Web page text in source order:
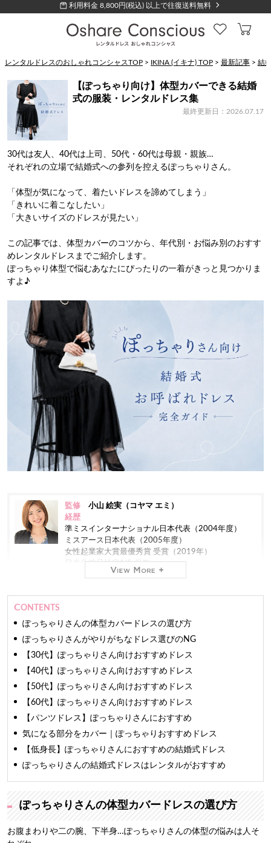
利用料金 8,800円(税込) 以上で往復送料無料
レンタルドレスのおしゃれコンシャスTOP > IKINA (イキナ) TOP > 最新記事 > 結
【ぽっちゃり向け】体型カバーできる結婚
式の服装・レンタルドレス集
最終更新日：2026.07.17
30代は友人、40代は上司、50代・60代は母親・親族…
それぞれの立場で結婚式への参列を控えるぽっちゃりさん。
「体型が気になって、着たいドレスを諦めてしまう」
「きれいに着こなしたい」
「大きいサイズのドレスが見たい」
この記事では、体型カバーのコツから、年代別・お悩み別のおすす
めレンタルドレスまでご紹介します。
ぽっちゃり体型で悩むあなたにぴったりの一着がきっと見つかりま
すよ♪
監修 小山 絵実（コヤマ エミ）
経歴
準ミスインターナショナル日本代表（2004年度）
ミスアース日本代表（2005年度）
女性起業家大賞最優秀賞 受賞（2019年）
日本化粧品検定1級 保有
株式会社ミスコンシャス 代表取締役社長（2012年
業界最大級のインターネット専門レンタルドレスショ
ファッションモデルやアパレルバイヤーの経験もあ
り、おしゃれコンシャスでは主に商品の仕入れを担
TV、新聞をはじめとする100を超えるメディアに出演
しています。
長年の経験と培った専門知識をもとに、信頼できるマ
ナー・ファッション・美の情報をお届けします。
CONTENTS
ぽっちゃりさんの体型カバードレスの選び方
ぽっちゃりさんがやりがちなドレス選びのNG
【30代】ぽっちゃりさん向けおすすめドレス
【40代】ぽっちゃりさん向けおすすめドレス
【50代】ぽっちゃりさん向けおすすめドレス
【60代】ぽっちゃりさん向けおすすめドレス
【パンツドレス】ぽっちゃりさんにおすすめ
気になる部分をカバー｜ぽっちゃりおすすめドレス
【低身長】ぽっちゃりさんにおすすめの結婚式ドレス
ぽっちゃりさんの結婚式ドレスはレンタルがおすすめ
ぽっちゃりさんの体型カバードレスの選び方
お腹まわりや二の腕、下半身…ぽっちゃりさんの体型の悩みは人そ